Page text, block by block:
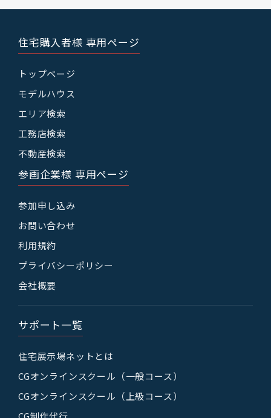
住宅購入者様 専用ページ
トップページ
モデルハウス
エリア検索
工務店検索
不動産検索
参画企業様 専用ページ
参加申し込み
お問い合わせ
利用規約
プライバシーポリシー
会社概要
サポート一覧
住宅展示場ネットとは
CGオンラインスクール（一般コース）
CGオンラインスクール（上級コース）